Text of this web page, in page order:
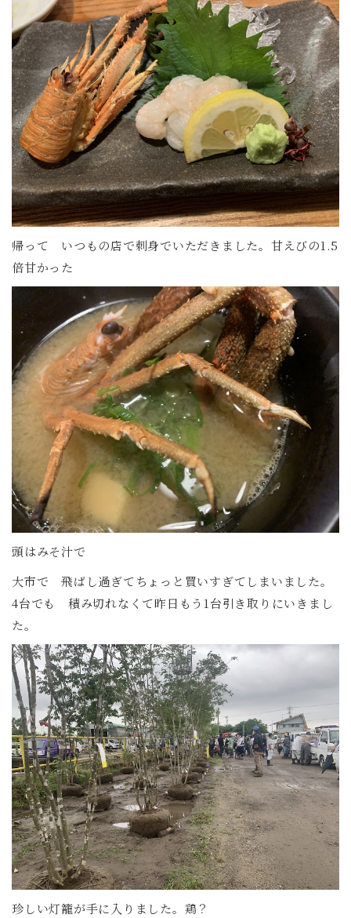
帰って いつもの店で刺身でいただきました。甘えびの1.5
倍甘かった
頭はみそ汁で
大市で 飛ばし過ぎてちょっと買いすぎてしまいました。
4台でも 積み切れなくて昨日もう1台引き取りにいきまし
た。
珍しい灯籠が手に入りました。鶏？